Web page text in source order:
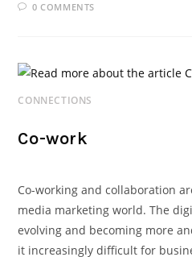
0 COMMENTS
CONNECTIONS
Co-work
Co-working and collaboration
media marketing world. The
evolving and becoming more
it increasingly difficult for